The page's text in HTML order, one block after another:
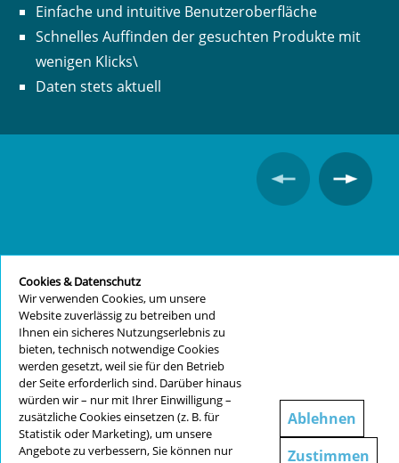
Einfache und intuitive Benutzeroberfläche
Schnelles Auffinden der gesuchten Produkte mit
wenigen Klicks\
Daten stets aktuell
Cookies & Datenschutz
Wir verwenden Cookies, um unsere
Website zuverlässig zu betreiben und
Ihnen ein sicheres Nutzungserlebnis zu
bieten, technisch notwendige Cookies
werden gesetzt, weil sie für den Betrieb
der Seite erforderlich sind. Darüber hinaus
würden wir – nur mit Ihrer Einwilligung –
zusätzliche Cookies einsetzen (z. B. für
Statistik oder Marketing), um unsere
Angebote zu verbessern, Sie können nur
Ablehnen
Zustimmen